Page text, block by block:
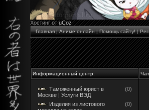
Хостинг отuCoz
Главная|Аниме онлайн|Помощь сайту!|
Информационный центр:
Таможенный юрист в
Москве | Услуги ВЭД
(0)
Изделия из листового
(0)